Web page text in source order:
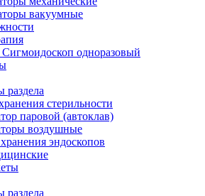
вакуумные
Сигмоидоскоп одноразовый
раздела
стерильности
паровой (автоклав)
воздушные
эндоскопов
раздела